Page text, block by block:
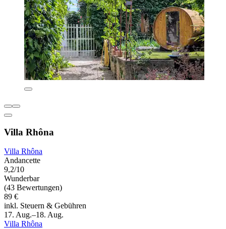
Villa Rhôna
Villa Rhôna
Andancette
9,2/10
Wunderbar
(43 Bewertungen)
89 €
inkl. Steuern & Gebühren
17. Aug.–18. Aug.
Villa Rhôna